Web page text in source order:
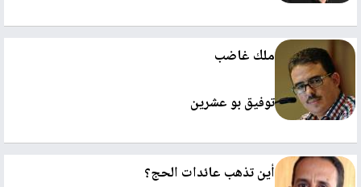
ملك غاضب
توفيق بو عشرين
أين تذهب عائدات الحج؟